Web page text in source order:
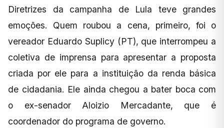
Diretrizes da campanha de Lula teve grandes
emoções. Quem roubou a cena, primeiro, foi o
vereador Eduardo Suplicy (PT), que interrompeu a
coletiva de imprensa para apresentar a proposta
criada por ele para a instituição da renda básica
de cidadania. Ele ainda chegou a bater boca com
o ex-senador Aloizio Mercadante, que é
coordenador do programa de governo.